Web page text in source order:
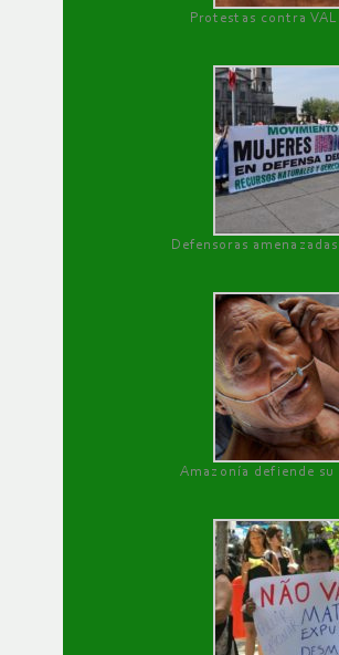
Protestas contra
Defensoras
Amazonía defiende